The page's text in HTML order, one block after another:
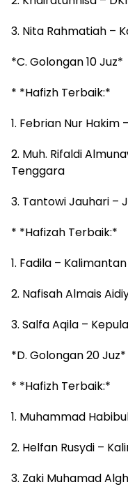
3. Nita Rahmatiah –
*C. Golongan 10 Juz*
* *Hafizh Terbaik:*
1. Febrian Nur Hakim
2. Muh. Rifaldi
Tenggara
3. Tantowi Jauhari –
* *Hafizah Terbaik:*
1. Fadila –
2. Nafisah Almais
3. Salfa Aqila –
*D. Golongan 20 Juz*
* *Hafizh Terbaik:*
1. Muhammad
2. Helfan Rusydi –
3. Zaki Muhamad